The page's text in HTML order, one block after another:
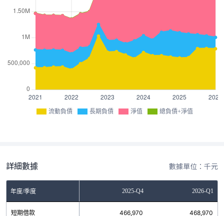
流動負債 長期負債 淨值 總負債+淨值
詳細數據 數據單位：千元
年度/季度 2025-Q4 2026-Q1
短期借款 466,970 468,970